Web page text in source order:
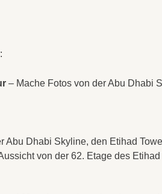
– Mache Fotos von der Abu Dhabi
Abu Dhabi Skyline, den Etihad
von der 62. Etage des